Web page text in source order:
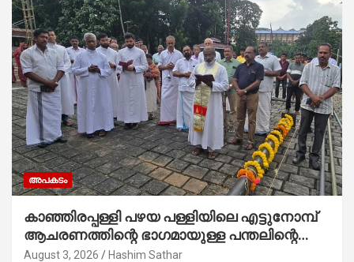
അപകടം
കാഞ്ഞിരപ്പള്ളി പഴയ പള്ളിയിലെ എട്ടുനോമ്പ്
ആചരണത്തിന്റെ ഭാഗമായുള്ള പന്തലിന്റെ
കാൽനാട്ട് കർമ്മം ആർച്ച് പ്രീസ്റ്റ് വെരി.
August 3, 2026 Hashim Sathar